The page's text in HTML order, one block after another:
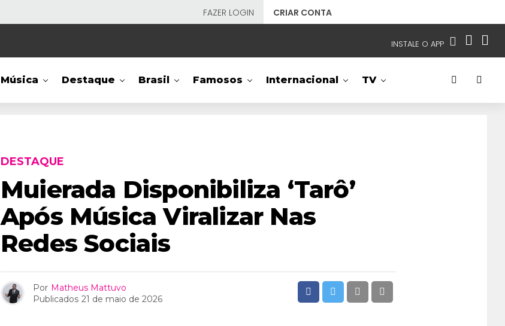
FAZER LOGIN CRIAR CONTA
INSTALE O APP
NOSSAS REDES APP TV SBT
Música Destaque Brasil Famosos Internacional TV
DESTAQUE
Muierada Disponibiliza ‘Tarô’
Após Música Viralizar Nas
Redes Sociais
Por Matheus Mattuvo
Publicados 21 de maio de 2026